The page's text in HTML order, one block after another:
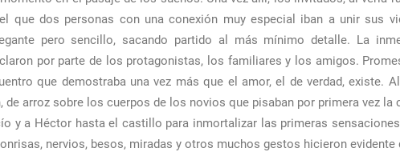
que dos personas con una conexión muy especial iban a unir sus
pero sencillo, sacando partido al más mínimo detalle. La
por parte de los protagonistas, los familiares y los amigos.
que demostraba una vez más que el amor, el de verdad, existe.
de arroz sobre los cuerpos de los novios que pisaban por primera vez
y a Héctor hasta el castillo para inmortalizar las primeras
nervios, besos, miradas y otros muchos gestos hicieron evidente